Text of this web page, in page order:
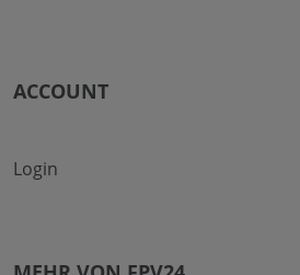
ACCOUNT
Login